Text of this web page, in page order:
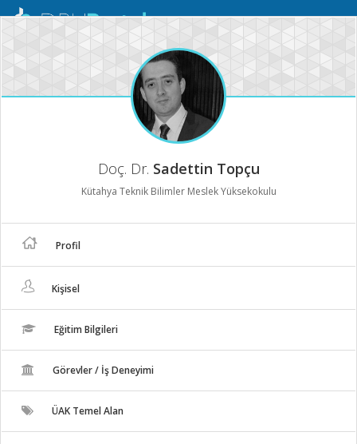
Mobil
Doç. Dr. Sadettin Topçu
Kütahya Teknik Bilimler Meslek Yüksekokulu
Profil
Kişisel
Eğitim Bilgileri
Görevler / İş Deneyimi
ÜAK Temel Alan